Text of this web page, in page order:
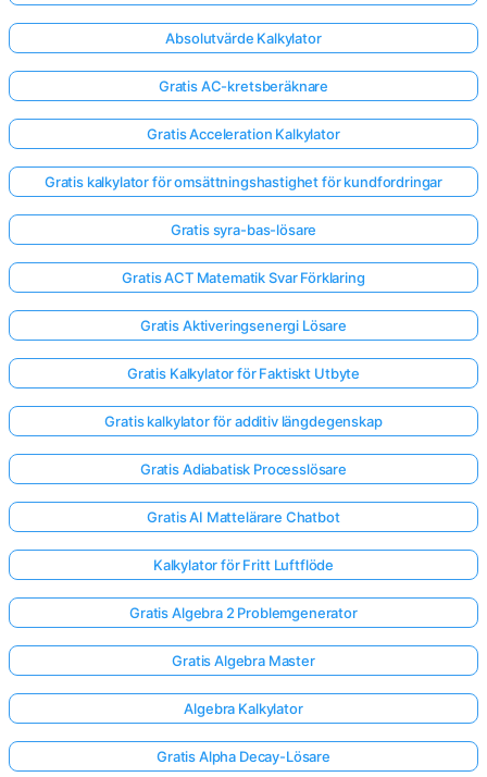
Absolutvärde Kalkylator
Gratis AC-kretsberäknare
Gratis Acceleration Kalkylator
Gratis kalkylator för omsättningshastighet för kundfordringar
Gratis syra-bas-lösare
Gratis ACT Matematik Svar Förklaring
Gratis Aktiveringsenergi Lösare
Gratis Kalkylator för Faktiskt Utbyte
Gratis kalkylator för additiv längdegenskap
Gratis Adiabatisk Processlösare
Gratis AI Mattelärare Chatbot
Kalkylator för Fritt Luftflöde
Gratis Algebra 2 Problemgenerator
Gratis Algebra Master
Algebra Kalkylator
Gratis Alpha Decay-Lösare